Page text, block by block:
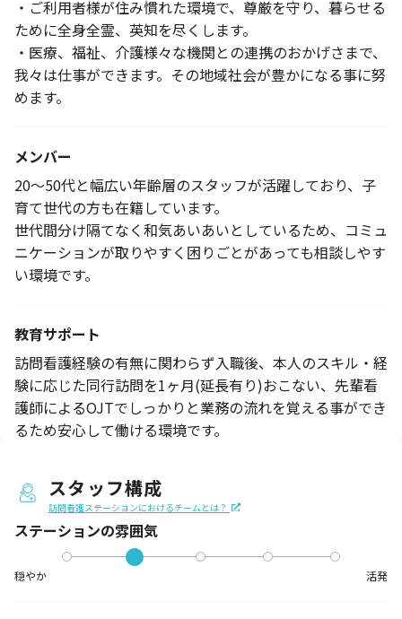
・ご利用者様が住み慣れた環境で、尊厳を守り、暮らせる
ために全身全霊、英知を尽くします。
・医療、福祉、介護様々な機関との連携のおかげさまで、
我々は仕事ができます。その地域社会が豊かになる事に努
めます。
メンバー
20〜50代と幅広い年齢層のスタッフが活躍しており、子
育て世代の方も在籍しています。
世代間分け隔てなく和気あいあいとしているため、コミュ
ニケーションが取りやすく困りごとがあっても相談しやす
い環境です。
教育サポート
訪問看護経験の有無に関わらず入職後、本人のスキル・経
験に応じた同行訪問を1ヶ月(延長有り)おこない、先輩看
護師によるOJTでしっかりと業務の流れを覚える事ができ
るため安心して働ける環境です。
スタッフ構成
訪問看護ステーションにおけるチームとは？
ステーションの雰囲気
穏やか 活発